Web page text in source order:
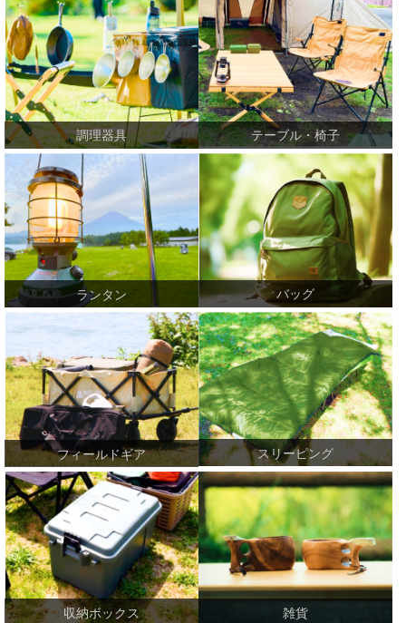
調理器具 テーブル・椅子
ランタン バッグ
フィールドギア スリーピング
収納ボックス 雑貨